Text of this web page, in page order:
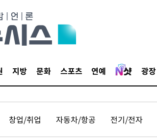
지방 문화 스포츠 연예 광장
창업/취업 자동차/항공 전기/전자